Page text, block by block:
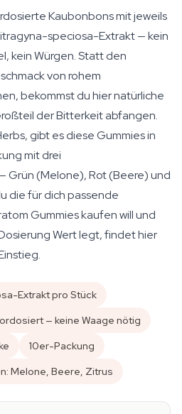
Kaubonbons mit jeweils
speciosa-Extrakt — kein
kein Würgen. Statt den
von rohem
bekommst du hier natürliche
der Bitterkeit abfangen.
gibt es diese Gummies in
mit drei
Grün (Melone), Rot (Beere) und
die für dich passende
Gummies kaufen will und
Wert legt, findet hier
Extrakt pro Stück
— keine Waage nötig
10er-Packung
Melone, Beere, Zitrus